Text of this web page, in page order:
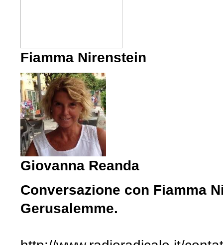
Fiamma Nirenstein
Giovanna Reanda
Conversazione con Fiamma
Gerusalemme.